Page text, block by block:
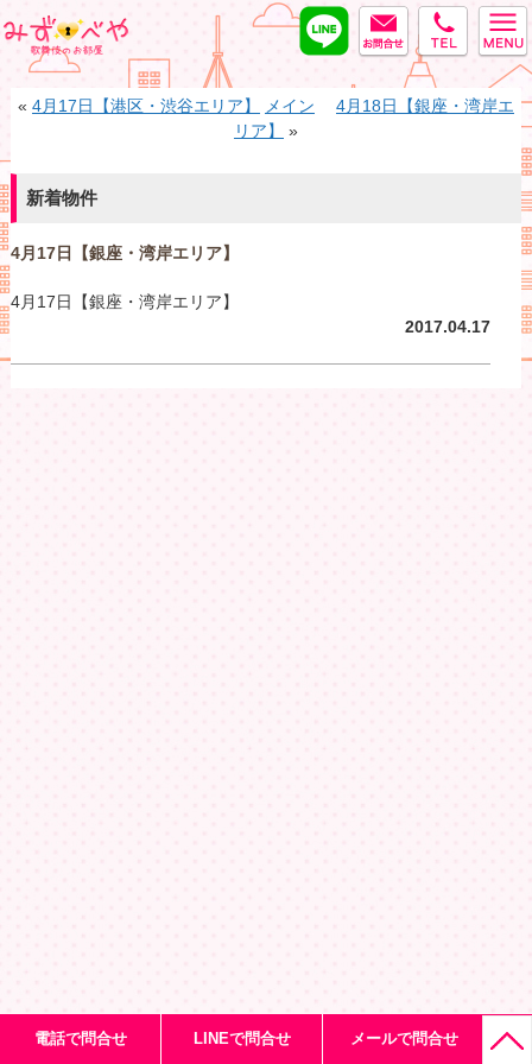
tel
MAIL
LINE
« 4月17日【港区・渋谷エリア】 メイン
4月18日【銀座・湾岸エ
リア】
»
新着物件
4月17日【銀座・湾岸エリア】
4月17日【銀座・湾岸エリア】
2017.04.17
電話で問合せ LINEで問合せ メールで問合せ